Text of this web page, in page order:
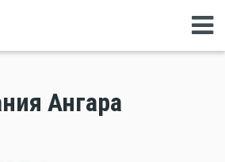
Ангара